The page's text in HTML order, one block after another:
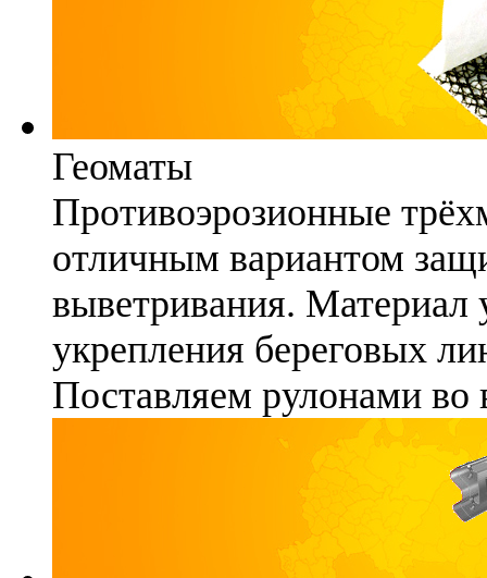
Геоматы
Противоэрозионные
отличным вариантом
выветривания. Материал
укрепления береговых
Поставляем рулонами